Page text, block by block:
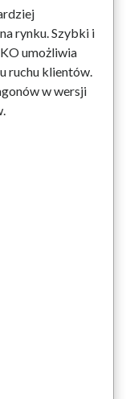
rynku. Szybki i
umożliwia
ruchu klientów.
w wersji